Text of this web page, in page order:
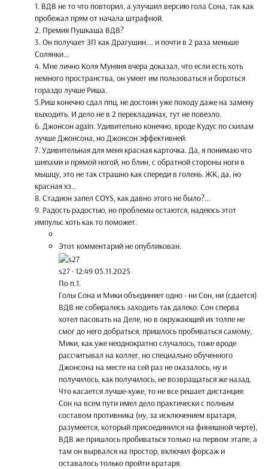
1. ВДВ не то что повторил, а улучшил версию гола Сона, так как
пробежал прям от начала штрафной.
2. Премия Пушкаша ВДВ?
3. Он получает ЗП как Драгушин.... и почти в 2 раза меньше
Солянки...
4. Мне лично Коля Муняня вчера доказал, что если есть хоть
немного пространства, он умеет им пользоваться и бороться
гораздо лучше Риша.
5.Риш конечно сдал ппц, не достоин уже походу даже на замену
выходить. И дело не в 2 перекладинах, тут не повезло.
6. Джонсон again. Удивительно конечно, вроде Кудус по скилам
лучше Джонсона, но Джонсон эффективней.
7. Удивительная для меня красная карточка. Да, я понимаю что
шипами и прямой ногой, но блин, с обратной стороны ноги в
мышцу, это не так страшно как спереди в голень. ЖК, да, но
красная хз...
8. Стадион запел COYS, как давно этого не было?...
9. Радость радостью, но проблемы остаются, надеюсь этот
импульс хоть как то поможет.
Этот комментарий не опубликован.
s27 ·12:49 05.11.2025
По п.1.
Голы Сона и Мики объединяет одно - ни Сон, ни (сдается)
ВДВ не собирались заходить так далеко: Сон сперва
хотел пасовать на Деле, но в окружающей их толпе не
смог до него добраться, пришлось пробиваться самому,
Мики, как уже неоднократно случалось, тоже вроде
рассчитывал на коллег, но специально обученного
Джонсона на месте на сей раз не оказалось, ну и
получилось, как получилось, не возвращаться же назад.
Что касается лучше-хуже, то не все решает дистанция:
Сон на всем пути имел дело практически с полным
составом противника (ну, за исключением вратаря,
разумеется, который присоединился на финишной черте),
ВДВ же пришлось пробиваться только на первом этапе, а
там он вырвался на простор, включил форсаж и
оставалось только пройти вратаря.